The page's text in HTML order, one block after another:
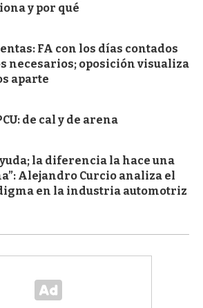
y por qué
FA con los días contados
necesarios; oposición visualiza
aparte
de cal y de arena
la diferencia la hace una
Alejandro Curcio analiza el
en la industria automotriz